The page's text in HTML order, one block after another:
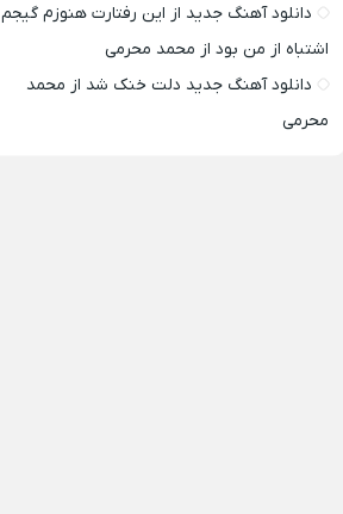
دانلود آهنگ جدید از این رفتارت هنوزم گیجم
اشتباه از من بود از محمد محرمی
دانلود آهنگ جدید دلت خنک شد از محمد
محرمی